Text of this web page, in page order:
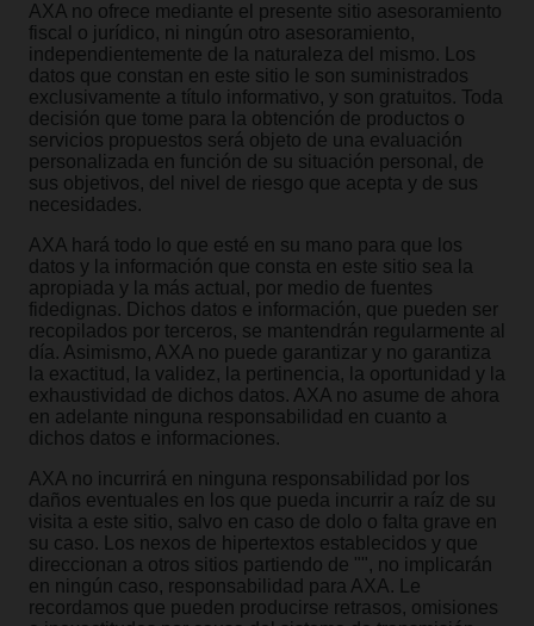
AXA no ofrece mediante el presente sitio asesoramiento
fiscal o jurídico, ni ningún otro asesoramiento,
independientemente de la naturaleza del mismo. Los
datos que constan en este sitio le son suministrados
exclusivamente a título informativo, y son gratuitos. Toda
decisión que tome para la obtención de productos o
servicios propuestos será objeto de una evaluación
personalizada en función de su situación personal, de
sus objetivos, del nivel de riesgo que acepta y de sus
necesidades.
AXA hará todo lo que esté en su mano para que los
datos y la información que consta en este sitio sea la
apropiada y la más actual, por medio de fuentes
fidedignas. Dichos datos e información, que pueden ser
recopilados por terceros, se mantendrán regularmente al
día. Asimismo, AXA no puede garantizar y no garantiza
la exactitud, la validez, la pertinencia, la oportunidad y la
exhaustividad de dichos datos. AXA no asume de ahora
en adelante ninguna responsabilidad en cuanto a
dichos datos e informaciones.
AXA no incurrirá en ninguna responsabilidad por los
daños eventuales en los que pueda incurrir a raíz de su
visita a este sitio, salvo en caso de dolo o falta grave en
su caso. Los nexos de hipertextos establecidos y que
direccionan a otros sitios partiendo de "", no implicarán
en ningún caso, responsabilidad para AXA. Le
recordamos que pueden producirse retrasos, omisiones